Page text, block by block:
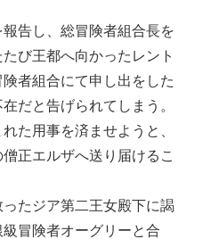
告し、総冒険者組合長を
び王都へ向かったレント
者組合にて申し出をした
だと告げられてしまう。
た用事を済ませようと、
正エルザへ送り届けるこ
たジア第二王女殿下に謁
冒険者オーグリーと合